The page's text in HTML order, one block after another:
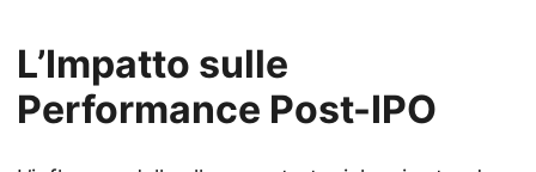
L’Impatto sulle
Performance Post-IPO